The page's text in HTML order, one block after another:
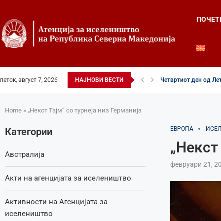
петок, август 7, 2026 НАЈНОВИ ВЕСТИ Четвртиот ден од
Home » „Некст Тајм“ со турнеја низ Германија
ЕВРОПА
февруари 21,
Категории
Австралија
Акти на агенцијата за иселеништво
Активности на Агенцијата за
иселеништво